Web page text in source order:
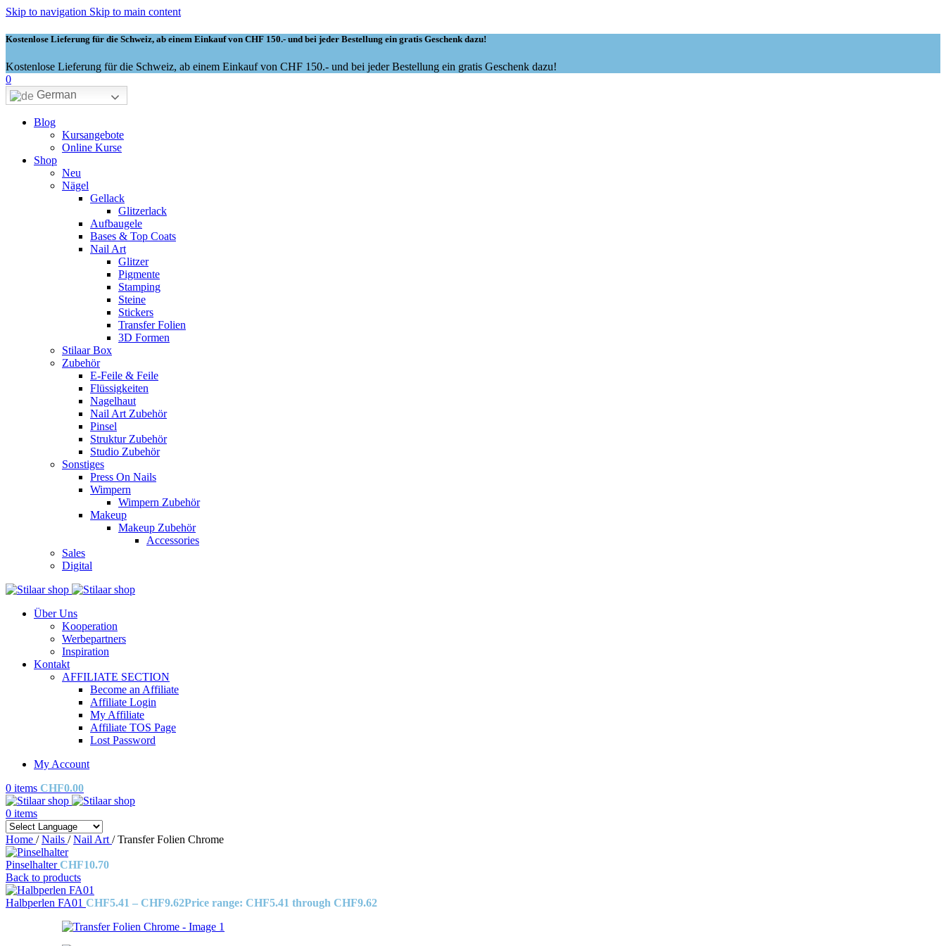
Skip to navigation Skip to main content
Kostenlose Lieferung für die Schweiz, ab einem Einkauf von CHF 150.- und bei jeder Bestellung ein gratis Geschenk dazu!
Kostenlose Lieferung für die Schweiz, ab einem Einkauf von CHF 150.- und bei jeder Bestellung ein gratis Geschenk dazu!
0
German
Blog
Kursangebote
Online Kurse
Shop
Neu
Nägel
Gellack
Glitzerlack
Aufbaugele
Bases & Top Coats
Nail Art
Glitzer
Pigmente
Stamping
Steine
Stickers
Transfer Folien
3D Formen
Stilaar Box
Zubehör
E-Feile & Feile
Flüssigkeiten
Nagelhaut
Nail Art Zubehör
Pinsel
Struktur Zubehör
Studio Zubehör
Sonstiges
Press On Nails
Wimpern
Wimpern Zubehör
Makeup
Makeup Zubehör
Accessories
Sales
Digital
Über Uns
Kooperation
Werbepartners
Inspiration
Kontakt
AFFILIATE SECTION
Become an Affiliate
Affiliate Login
My Affiliate
Affiliate TOS Page
Lost Password
My Account
0 items CHF0.00
0 items
Home / Nails / Nail Art / Transfer Folien Chrome
PinselhalterCHF10.70
Back to products
Halbperlen FA01 CHF5.41 – CHF9.62Price range: CHF5.41 through CHF9.62